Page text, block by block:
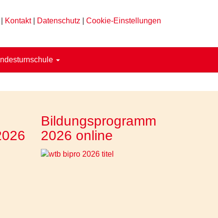
Kontakt| Datenschutz Cookie-Einstellungen
Bildungsprogramm
2026 online